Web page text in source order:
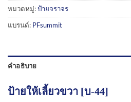
หมวดหมู่:ป้ายจราจร
แบรนด์: PFsummit
คำอธิบาย
ป้ายให้เลี้ยวขวา [บ-44]